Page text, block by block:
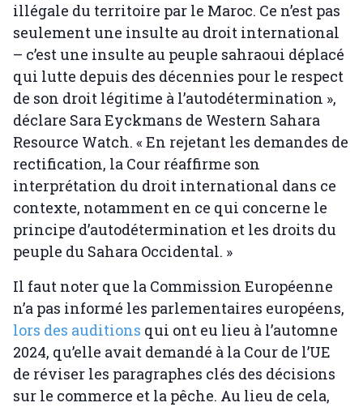
illégale du territoire par le Maroc. Ce n’est pas
seulement une insulte au droit international
– c’est une insulte au peuple sahraoui déplacé
qui lutte depuis des décennies pour le respect
de son droit légitime à l’autodétermination »,
déclare Sara Eyckmans de Western Sahara
Resource Watch. « En rejetant les demandes de
rectification, la Cour réaffirme son
interprétation du droit international dans ce
contexte, notamment en ce qui concerne le
principe d’autodétermination et les droits du
peuple du Sahara Occidental. »
Il faut noter que la Commission Européenne
n’a pas informé les parlementaires européens,
lors des auditions qui ont eu lieu à l’automne
2024, qu’elle avait demandé à la Cour de l’UE
de réviser les paragraphes clés des décisions
sur le commerce et la pêche. Au lieu de cela,